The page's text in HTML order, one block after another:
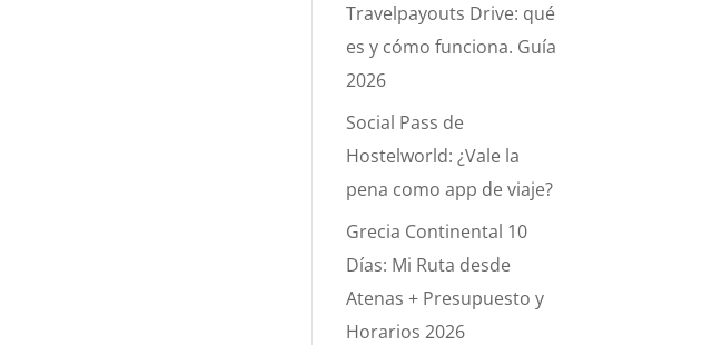
Travelpayouts Drive: qué
es y cómo funciona. Guía
2026
Social Pass de
Hostelworld: ¿Vale la
pena como app de viaje?
Grecia Continental 10
Días: Mi Ruta desde
Atenas + Presupuesto y
Horarios 2026